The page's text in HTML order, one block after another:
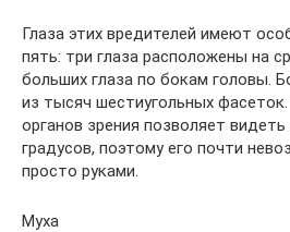
Глаза этих вредителей имеют
пять: три глаза расположены на
больших глаза по бокам головы.
из тысяч шестиугольных
органов зрения позволяет видеть
градусов, поэтому его почти
просто руками.
Муха